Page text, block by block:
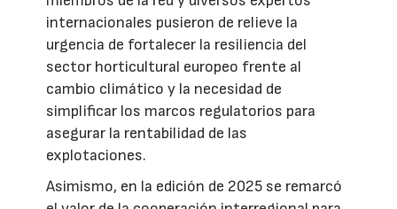
internacionales pusieron de relieve la
urgencia de fortalecer la resiliencia del
sector horticultural europeo frente al
cambio climático y la necesidad de
simplificar los marcos regulatorios para
asegurar la rentabilidad de las
explotaciones.
Asimismo, en la edición de 2025 se remarcó